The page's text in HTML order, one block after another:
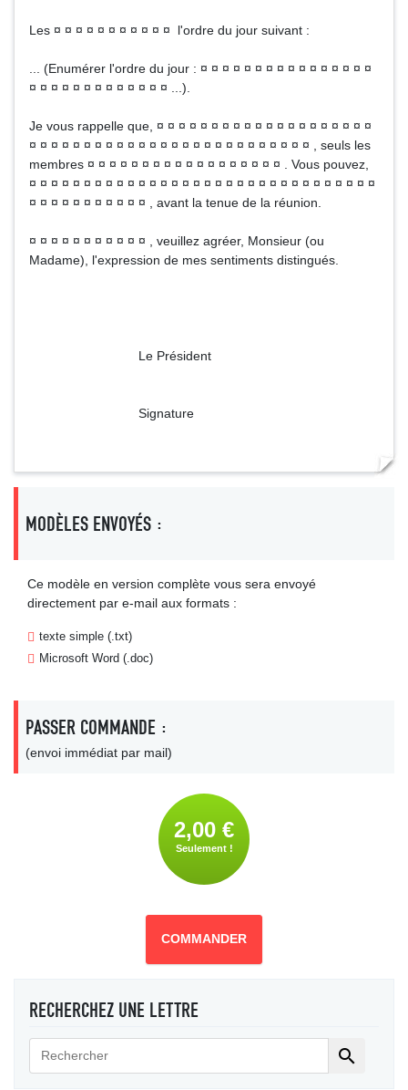
Les ¤ ¤ ¤ ¤ ¤ ¤ ¤ ¤ ¤ ¤ ¤ l'ordre du jour suivant :
... (Enumérer l'ordre du jour : ¤ ¤ ¤ ¤ ¤ ¤ ¤ ¤ ¤ ¤ ¤ ¤ ¤ ¤ ¤ ¤
¤ ¤ ¤ ¤ ¤ ¤ ¤ ¤ ¤ ¤ ¤ ¤ ¤ ...).
Je vous rappelle que, ¤ ¤ ¤ ¤ ¤ ¤ ¤ ¤ ¤ ¤ ¤ ¤ ¤ ¤ ¤ ¤ ¤ ¤ ¤ ¤
¤ ¤ ¤ ¤ ¤ ¤ ¤ ¤ ¤ ¤ ¤ ¤ ¤ ¤ ¤ ¤ ¤ ¤ ¤ ¤ ¤ ¤ ¤ ¤ ¤ ¤ , seuls les
membres ¤ ¤ ¤ ¤ ¤ ¤ ¤ ¤ ¤ ¤ ¤ ¤ ¤ ¤ ¤ ¤ ¤ ¤ . Vous pouvez,
¤ ¤ ¤ ¤ ¤ ¤ ¤ ¤ ¤ ¤ ¤ ¤ ¤ ¤ ¤ ¤ ¤ ¤ ¤ ¤ ¤ ¤ ¤ ¤ ¤ ¤ ¤ ¤ ¤ ¤ ¤ ¤
¤ ¤ ¤ ¤ ¤ ¤ ¤ ¤ ¤ ¤ ¤ , avant la tenue de la réunion.
¤ ¤ ¤ ¤ ¤ ¤ ¤ ¤ ¤ ¤ ¤ , veuillez agréer, Monsieur (ou
Madame), l'expression de mes sentiments distingués.
Le Président
Signature
MODÈLES ENVOYÉS :
Ce modèle en version complète vous sera envoyé
directement par e-mail aux formats :
texte simple (.txt)
Microsoft Word (.doc)
PASSER COMMANDE :
(envoi immédiat par mail)
2,00 €
Seulement !
COMMANDER
RECHERCHEZ UNE LETTRE
